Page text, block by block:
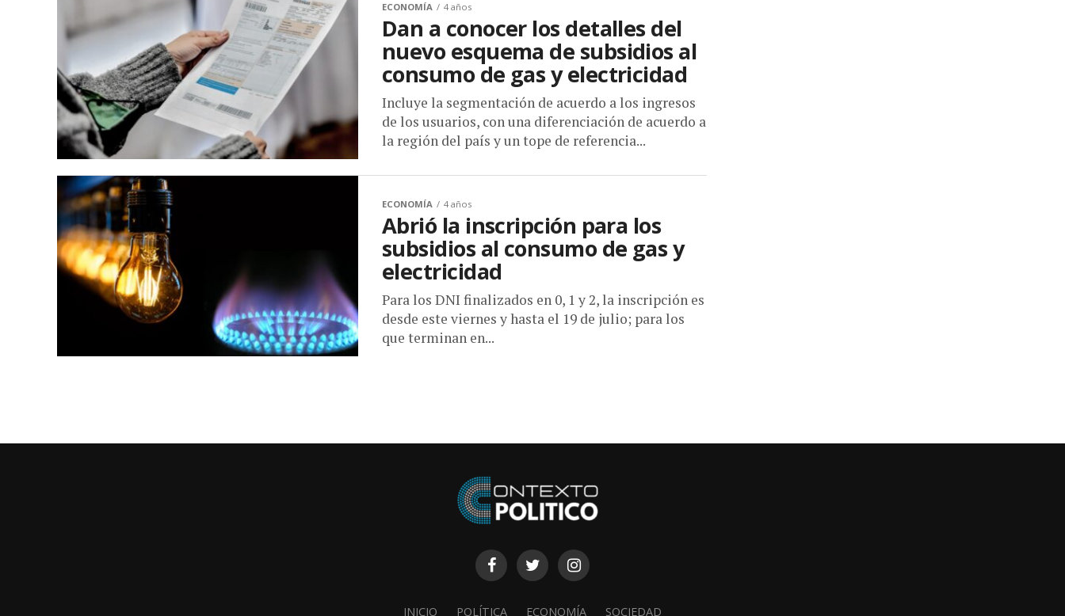
ECONOMÍA 4 años
Dan a conocer los detalles del
nuevo esquema de subsidios al
consumo de gas y electricidad
Incluye la segmentación de acuerdo a los ingresos
de los usuarios, con una diferenciación de acuerdo a
la región del país y un tope de referencia...
ECONOMÍA 4 años
Abrió la inscripción para los
subsidios al consumo de gas y
electricidad
Para los DNI finalizados en 0, 1 y 2, la inscripción es
desde este viernes y hasta el 19 de julio; para los
que terminan en...
INICIO POLÍTICA ECONOMÍA SOCIEDAD